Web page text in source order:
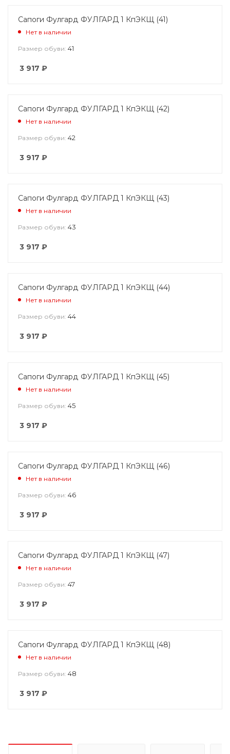
Сапоги Фулгард ФУЛГАРД 1 КпЭКЩ (41)
Нет в наличии
Размер обуви: 41
3 917 ₽
Сапоги Фулгард ФУЛГАРД 1 КпЭКЩ (42)
Нет в наличии
Размер обуви: 42
3 917 ₽
Сапоги Фулгард ФУЛГАРД 1 КпЭКЩ (43)
Нет в наличии
Размер обуви: 43
3 917 ₽
Сапоги Фулгард ФУЛГАРД 1 КпЭКЩ (44)
Нет в наличии
Размер обуви: 44
3 917 ₽
Сапоги Фулгард ФУЛГАРД 1 КпЭКЩ (45)
Нет в наличии
Размер обуви: 45
3 917 ₽
Сапоги Фулгард ФУЛГАРД 1 КпЭКЩ (46)
Нет в наличии
Размер обуви: 46
3 917 ₽
Сапоги Фулгард ФУЛГАРД 1 КпЭКЩ (47)
Нет в наличии
Размер обуви: 47
3 917 ₽
Сапоги Фулгард ФУЛГАРД 1 КпЭКЩ (48)
Нет в наличии
Размер обуви: 48
3 917 ₽